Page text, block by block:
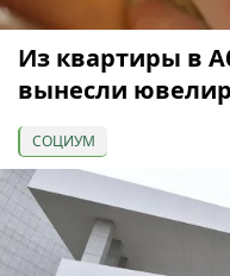
Из квартиры в
вынесли
СОЦИУМ